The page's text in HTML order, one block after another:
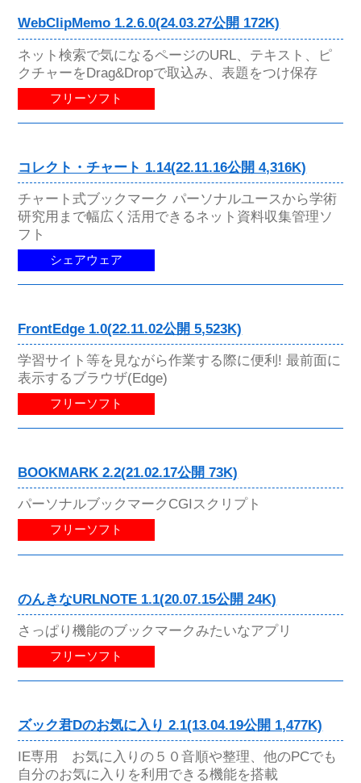
WebClipMemo 1.2.6.0(24.03.27公開 172K)
ネット検索で気になるページのURL、テキスト、ピ
クチャーをDrag&Dropで取込み、表題をつけ保存
フリーソフト
コレクト・チャート 1.14(22.11.16公開 4,316K)
チャート式ブックマーク パーソナルユースから学術
研究用まで幅広く活用できるネット資料収集管理ソ
フト
シェアウェア
FrontEdge 1.0(22.11.02公開 5,523K)
学習サイト等を見ながら作業する際に便利! 最前面に
表示するブラウザ(Edge)
フリーソフト
BOOKMARK 2.2(21.02.17公開 73K)
パーソナルブックマークCGIスクリプト
フリーソフト
のんきなURLNOTE 1.1(20.07.15公開 24K)
さっぱり機能のブックマークみたいなアプリ
フリーソフト
ズック君Dのお気に入り 2.1(13.04.19公開 1,477K)
IE専用 お気に入りの５０音順や整理、他のPCでも
自分のお気に入りを利用できる機能を搭載